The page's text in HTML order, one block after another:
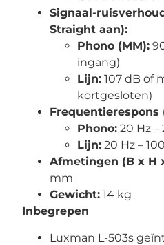
Signaal-
Straight aan):
Phono (MM):
ingang)
Lijn: 107 dB of
kortgesloten)
Frequentierespons
Phono: 20 Hz –
Lijn: 20 Hz –
Afmetingen (B x H
mm
Gewicht: 14 kg
Inbegrepen
Luxman L-503s